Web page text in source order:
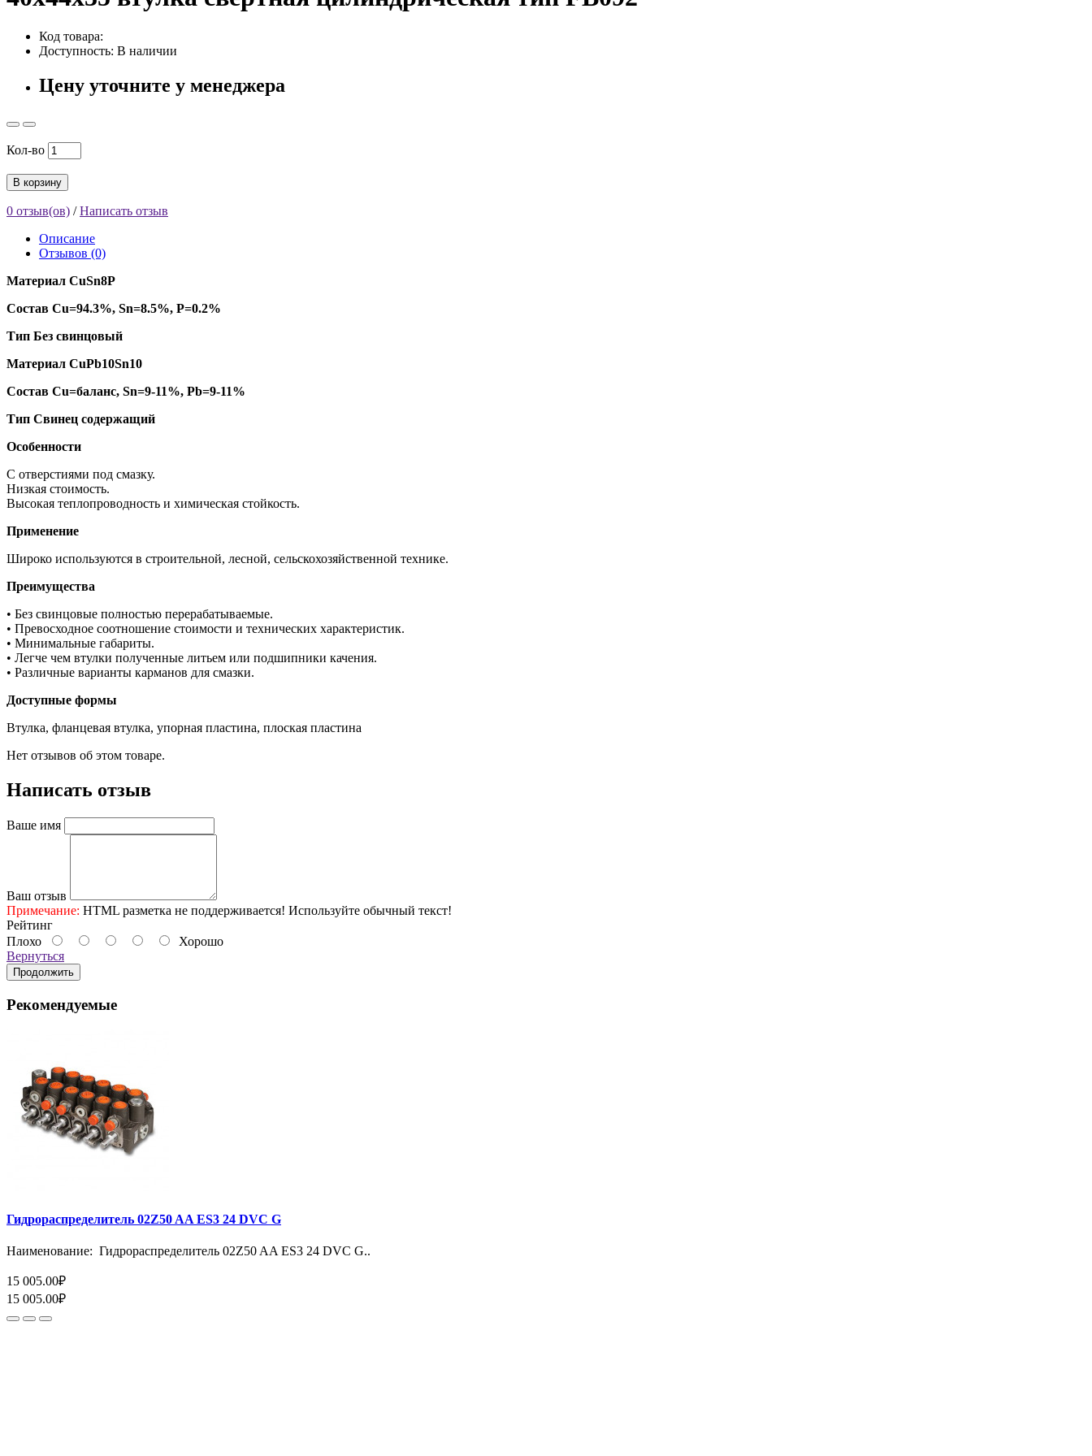
Код товара:
Доступность: В наличии
Цену уточните у менеджера
Кол-во
В корзину
0 отзыв(ов) /Написать отзыв
Описание
Отзывов (0)
Материал CuSn8P
Состав Cu=94.3%, Sn=8.5%, P=0.2%
Тип Без свинцовый
Материал CuPb10Sn10
Состав Cu=баланс, Sn=9-11%, Pb=9-11%
Тип Свинец содержащий
Особенности
С отверстиями под смазку.
Низкая стоимость.
Высокая теплопроводность и химическая стойкость.
Применение
Широко используются в строительной, лесной, сельскохозяйственной технике.
Преимущества
• Без свинцовые полностью перерабатываемые.
• Превосходное соотношение стоимости и технических характеристик.
• Минимальные габариты.
• Легче чем втулки полученные литьем или подшипники качения.
• Различные варианты карманов для смазки.
Доступные формы
Втулка, фланцевая втулка, упорная пластина, плоская пластина
Нет отзывов об этом товаре.
Написать отзыв
Ваше имя
Ваш отзыв
Примечание: HTML разметка не поддерживается! Используйте обычный текст!
Рейтинг
Плохо
Хорошо
Вернуться
Продолжить
Рекомендуемые
Гидрораспределитель 02Z50 AA ES3 24 DVC G
Наименование: Гидрораспределитель 02Z50 AA ES3 24 DVC G..
15 005.00₽
15 005.00₽